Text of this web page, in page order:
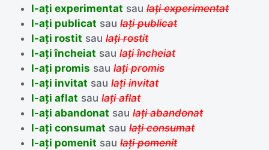
l-ați experimentat saulați experimentat
l-ați publicat saulați publicat
l-ați rostit saulați rostit
l-ați încheiat saulați încheiat
l-ați promis saulați promis
l-ați invitat saulați invitat
l-ați aflat saulați aflat
l-ați abandonat saulați abandonat
l-ați consumat saulați consumat
l-ați pomenit saulați pomenit